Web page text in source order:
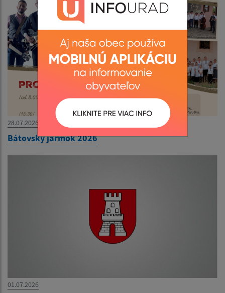
28.07.2026
Bátovský jarmok 2026
01.07.2026